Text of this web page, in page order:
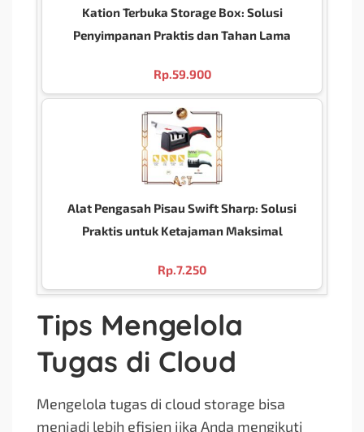
Kation Terbuka Storage Box: Solusi
Penyimpanan Praktis dan Tahan Lama
Rp.59.900
Alat Pengasah Pisau Swift Sharp: Solusi
Praktis untuk Ketajaman Maksimal
Rp.7.250
Tips Mengelola
Tugas di Cloud
Mengelola tugas di cloud storage bisa
menjadi lebih efisien jika Anda mengikuti